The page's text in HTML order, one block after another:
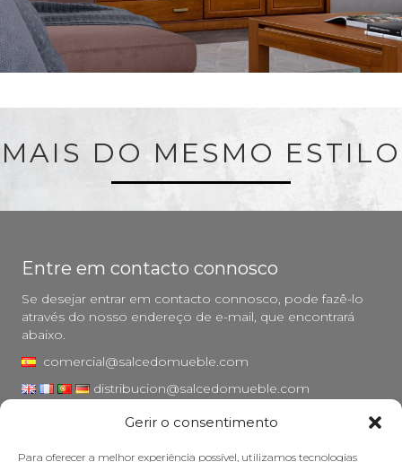
Gerir o consentimento
Para oferecer a melhor experiência possível, utilizamos tecnologias
MAIS DO MESMO ESTILO
Entre em contacto connosco
Se desejar entrar em contacto connosco, pode fazê-lo
através do nosso endereço de e-mail, que encontrará
abaixo.
comercial@salcedomueble.com
distribucion@salcedomueble.com
Rua Arturo San Juan, 1 - Viana, Navarra (31230)
Instagram